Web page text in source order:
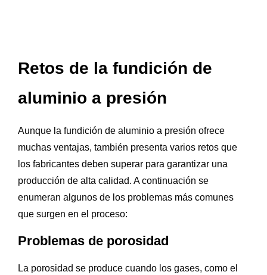
Retos de la fundición de
aluminio a presión
Aunque la fundición de aluminio a presión ofrece
muchas ventajas, también presenta varios retos que
los fabricantes deben superar para garantizar una
producción de alta calidad. A continuación se
enumeran algunos de los problemas más comunes
que surgen en el proceso:
Problemas de porosidad
La porosidad se produce cuando los gases, como el